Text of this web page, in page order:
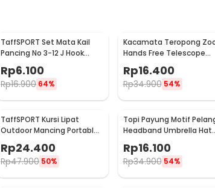
TaffSPORT Set Mata Kail
Pancing No 3-12 J Hook
Tajam 70 PCS with Box -
94151-BE
Rp6.100
Rp16.900 64%
Kacamata Teropong
Hands Free Telescope
Glasses untuk Fishing -
HG00117
Rp16.400
Rp34.900 54%
TaffSPORT Kursi Lipat
Outdoor Mancing Portable
A0003
Rp24.400
Rp47.900 50%
Topi Payung Motif
Headband Umbrella Hat
50cm - W655
Rp16.100
Rp34.900 54%